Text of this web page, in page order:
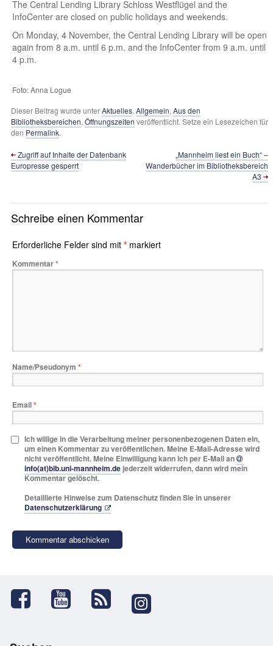
The Central Lending Library Schloss Westflügel and the
InfoCenter are closed on public holidays and weekends.
On Monday, 4 November, the Central Lending Library will be open
again from 8 a.m. until 6 p.m. and the InfoCenter from 9 a.m. until
4 p.m.
Foto: Anna Logue
Dieser Beitrag wurde unterAktuelles, Allgemein, Aus den
Bibliotheksbereichen, Öffnungszeiten veröffentlicht. Setze ein Lesezeichen für
den Permalink.
Zugriff auf Inhalte der Datenbank
Europresse gesperrt
„Mannheim liest ein Buch“ –
Wanderbücher im Bibliotheksbereich
A3
Schreibe einen Kommentar
Erforderliche Felder sind mit * markiert
Kommentar*
Name/Pseudonym *
Email*
Ich willige in die Verarbeitung meiner personenbezogenen Daten ein,
um einen Kommentar zu veröffentlichen. Meine E-Mail-Adresse wird
nicht veröffentlicht. Meine Einwilligung kann ich per E-Mail an
info(at)bib.uni-mannheim.de jederzeit widerrufen, dann wird mein
Kommentar gelöscht.
Detaillierte Hinweise zum Datenschutz finden Sie in unserer
Datenschutzerklärung